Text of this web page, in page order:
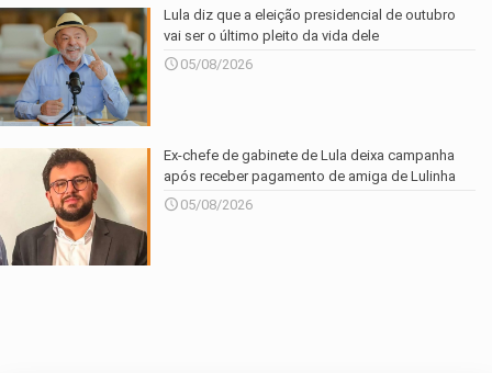
Lula diz que a eleição presidencial de outubro
vai ser o último pleito da vida dele
05/08/2026
Ex-chefe de gabinete de Lula deixa campanha
após receber pagamento de amiga de Lulinha
05/08/2026